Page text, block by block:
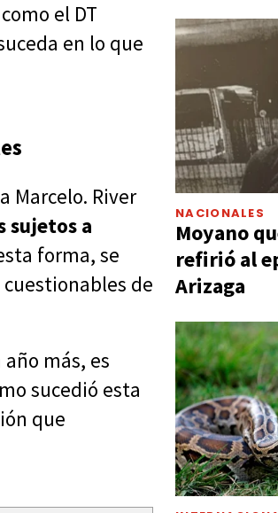
el DT
en lo que
a Marcelo. River
sujetos a
forma, se
de
más, es
sucedió esta
que
NACIONALES
Moyano
refirió al
Arizaga